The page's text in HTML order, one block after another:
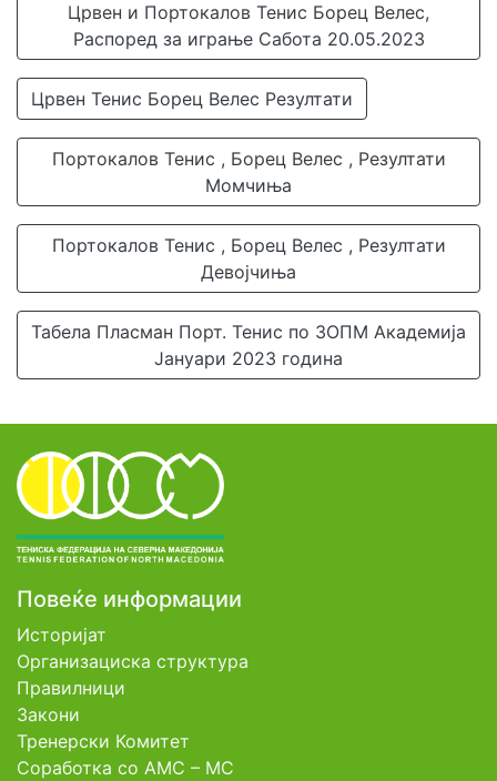
Црвен и Портокалов Тенис Борец Велес,
Распоред за играње Сабота 20.05.2023
Црвен Тенис Борец Велес Резултати
Портокалов Тенис , Борец Велес , Резултати
Момчиња
Портокалов Тенис , Борец Велес , Резултати
Девојчиња
Табела Пласман Порт. Тенис по ЗОПМ Академија
Јануари 2023 година
Повеќе информации
Историјат
Организациска структура
Правилници
Закони
Тренерски Комитет
Соработка со АМС – МС